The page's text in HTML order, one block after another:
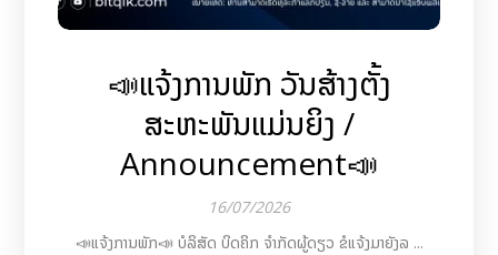
📣ແຈ້ງການພັກ ວັນສ້າງຕັ້ງ
ສະຫະພັນແມ່ນຍິງ /
Announcement📣
16/07/2026
📣ແຈ້ງການພັກ📣 ບໍລິສັດ ບິດຄິກ ຈຳກັດຜູ້ດຽວ ຂໍແຈ້ງມາຍັງລ ...